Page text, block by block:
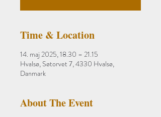
Time & Location
14. maj 2025, 18.30 – 21.15
Hvalsø, Søtorvet 7, 4330 Hvalsø,
Danmark
About The Event